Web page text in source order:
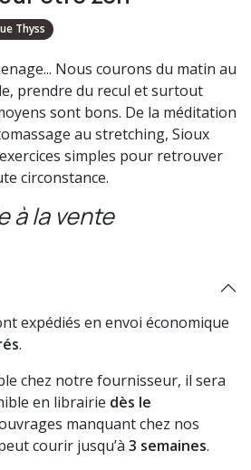
Thyss
Nous courons du matin au
prendre du recul et surtout
sont bons. De la méditation
au stretching, Sioux
simples pour retrouver
circonstance.
à la vente
expédiés en envoi économique
.
chez notre fournisseur, il sera
en librairie dès le
manquant chez nos
courir jusqu’à 3 semaines.